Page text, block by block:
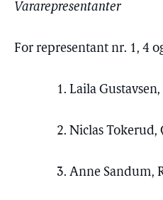
Vararepresentanter
For representant nr. 1, 4
1. Laila
2. Niclas Tokerud,
3. Anne Sandum,